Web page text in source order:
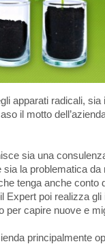
apparati radicali,
il motto
sia una
sia la problematica da
tenga anche conto
Expert poi realizza
per capire nuove e
principalmente